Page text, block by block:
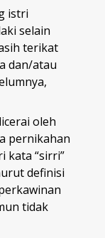
istri
selain
terikat
dan/atau
oleh
pernikahan
kata “sirri”
definisi
tidak